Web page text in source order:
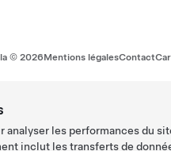
© 2026Mentions légalesContact
les performances du
inclut les transferts de